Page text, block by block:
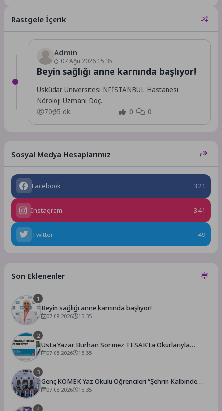
için...
Rastgele İçerik
Admin
07 Ağu 2026 15:35
Beyin sağlığı anne karnında başlıyor!
Üsküdar Üniversitesi NPİSTANBUL Hastanesi
Nöroloji Uzmanı Doç.
70
5 dk. 0 0
Sosyal Medya Hesaplarımız
Facebook 321
Instagram 341
Twitter 49
Son Eklenenler
1
Beyin sağlığı anne karnında başlıyor!
07.08.2026 15:35
2
Usta Yazar Burhan Sönmez TESAK’ta Okurlarıyla
Buluşuyor
07.08.2026 15:35
3
Genç KOMEK Yaz Okulu Öğrencileri “Şehrin Kalbinde
Yolculuk” Yaptı
07.08.2026 15:35
4